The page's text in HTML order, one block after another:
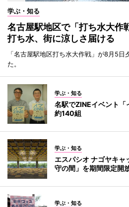
学ぶ・知る
名古屋駅地区で「打ち水大
打ち水、街に涼しさ届ける
「名古屋駅地区打ち水大作戦」が8月5
た。
学ぶ・知る
名駅でZINEイベント
約140組
学ぶ・知る
エスパシオ ナゴヤキャ
守の間」を期間限定開
学ぶ・知る